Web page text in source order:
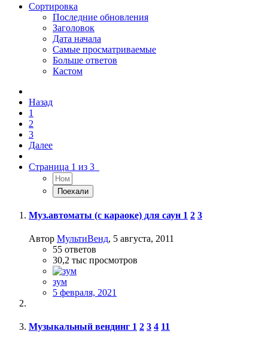
Сортировка
Последние обновления
Заголовок
Дата начала
Самые просматриваемые
Больше ответов
Кастом
Назад
1
2
3
Далее
Страница 1 из 3
Муз.автоматы (с караоке) для саун 1 2 3
Автор МультиВенд, 5 августа, 2011
55 ответов
30,2 тыс просмотров
зум
5 февраля, 2021
Музыкальный вендинг 1 2 3 4 11